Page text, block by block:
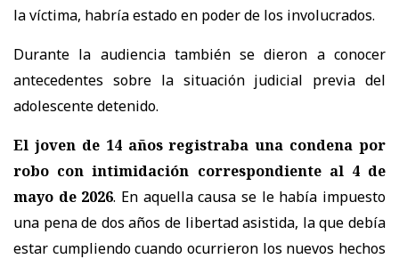
la víctima, habría estado en poder de los involucrados.
Durante la audiencia también se dieron a conocer
antecedentes sobre la situación judicial previa del
adolescente detenido.
El joven de 14 años registraba una condena por
robo con intimidación correspondiente al 4 de
mayo de 2026. En aquella causa se le había impuesto
una pena de dos años de libertad asistida, la que debía
estar cumpliendo cuando ocurrieron los nuevos hechos